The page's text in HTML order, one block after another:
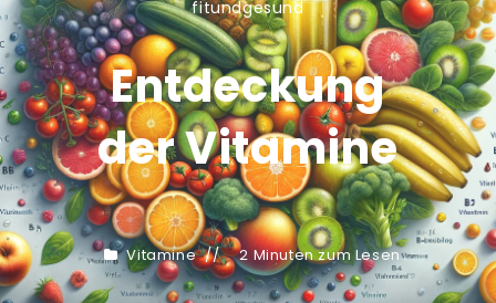
fitundgesund
Entdeckung
der Vitamine
Vitamine 2 Minuten zum Lesen